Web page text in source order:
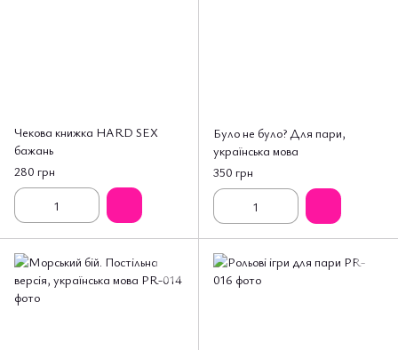
Чекова книжка HARD SEX
бажань
280 грн
Було не було? Для пари,
українська мова
350 грн